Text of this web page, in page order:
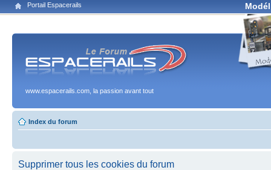
Portail Espacerails
www.espacerails.com, la passion avant tout
Index du forum
Supprimer tous les cookies du forum